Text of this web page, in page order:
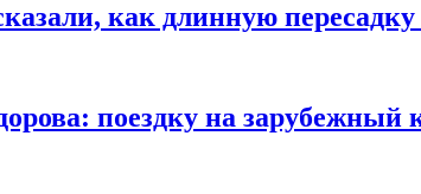
как длинную
поездку на зарубежный